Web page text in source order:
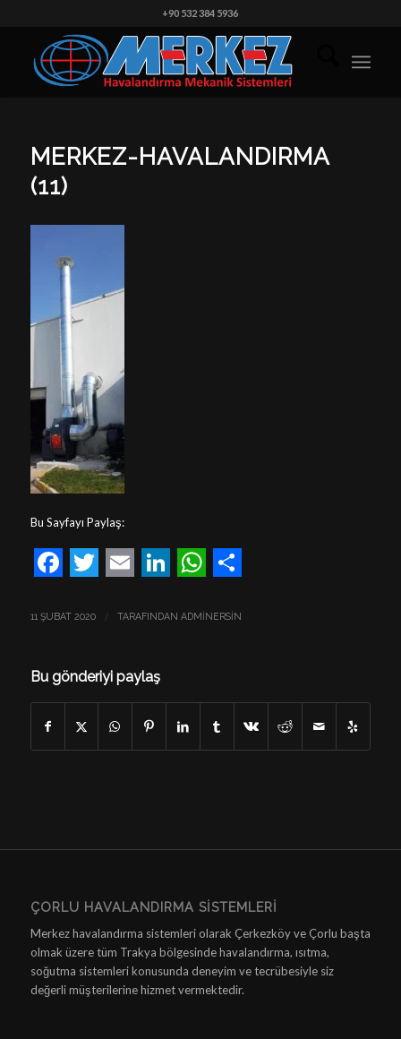
+90 532 384 5936
MERKEZ-HAVALANDIRMA
(11)
Bu Sayfayı Paylaş:
11 ŞUBAT 2020 / TARAFINDAN ADMINERSIN
Bu gönderiyi paylaş
ÇORLU HAVALANDIRMA SISTEMLERI
Merkez havalandırma sistemleri olarak Çerkezköy ve Çorlu başta
olmak üzere tüm Trakya bölgesinde havalandırma, ısıtma,
soğutma sistemleri konusunda deneyim ve tecrübesiyle siz
değerli müşterilerine hizmet vermektedir.